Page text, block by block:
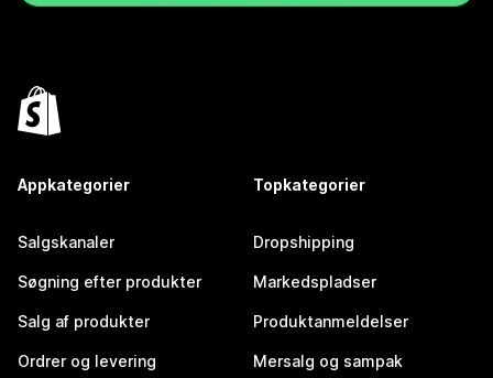
Appkategorier
Salgskanaler
Søgning efter produkter
Salg af produkter
Ordrer og levering
Topkategorier
Dropshipping
Markedspladser
Produktanmeldelser
Mersalg og sampak